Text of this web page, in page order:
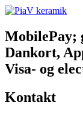
MobilePay;
Dankort,
Visa- og
Kontakt